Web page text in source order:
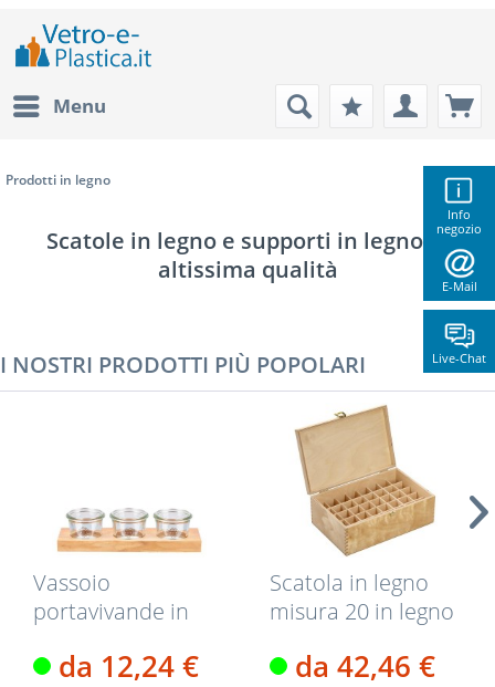
Info
negozio
E-Mail
Live-Chat
Menu
Prodotti in legno
Scatole in legno e supporti in legno di
altissima qualità
I NOSTRI PRODOTTI PIÙ POPOLARI
Vassoio
portavivande in
di...da 12,24 €
Scatola in legno
misura 20 in legno
da 42,46 €